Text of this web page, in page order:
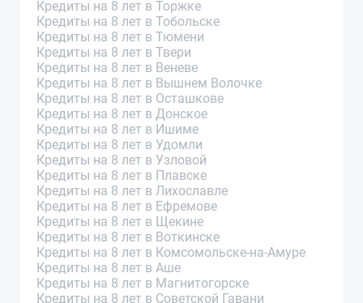
Кредиты на 8 лет в Торжке
Кредиты на 8 лет в Тобольске
Кредиты на 8 лет в Тюмени
Кредиты на 8 лет в Твери
Кредиты на 8 лет в Веневе
Кредиты на 8 лет в Вышнем Волочке
Кредиты на 8 лет в Осташкове
Кредиты на 8 лет в Донское
Кредиты на 8 лет в Ишиме
Кредиты на 8 лет в Удомли
Кредиты на 8 лет в Узловой
Кредиты на 8 лет в Плавске
Кредиты на 8 лет в Лихославле
Кредиты на 8 лет в Ефремове
Кредиты на 8 лет в Щекине
Кредиты на 8 лет в Воткинске
Кредиты на 8 лет в Комсомольске-на-Амуре
Кредиты на 8 лет в Аше
Кредиты на 8 лет в Магнитогорске
Кредиты на 8 лет в Советской Гавани